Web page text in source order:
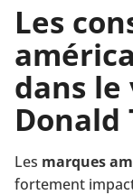
Les
dans le
Donald
Les marques
fortement